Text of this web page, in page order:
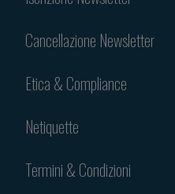
Cancellazione Newsletter
Etica & Compliance
Netiquette
Termini & Condizioni